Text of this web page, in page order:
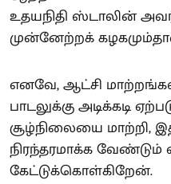
உதயநிதி ஸ்டாலின்
முன்னேற்றக்
எனவே, ஆட்சி
பாடலுக்கு அடிக்கடி
சூழ்நிலையை மாற்றி,
நிரந்தரமாக்க
கேட்டுக்கொள்கிறேன்.